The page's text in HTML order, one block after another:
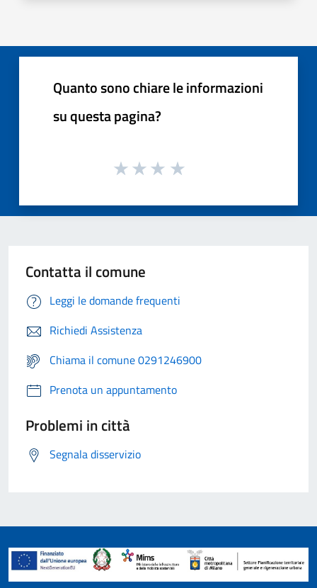
Quanto sono chiare le informazioni
su questa pagina?
Contatta il comune
Leggi le domande frequenti
Richiedi Assistenza
Chiama il comune 0291246900
Prenota un appuntamento
Problemi in città
Segnala disservizio